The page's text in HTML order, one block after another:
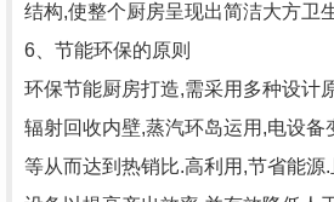
结构,使整个厨房呈现出简洁大方卫
6、节能环保的原则
环保节能厨房打造,需采用多种设计
辐射回收内壁,蒸汽环岛运用,电设备
等从而达到热销比.高利用,节省能源